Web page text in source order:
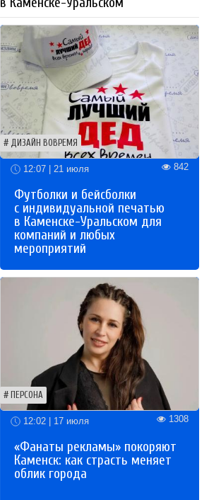
ДИЗАЙН ВОВРЕМЯ
12:07 | 21 июля 842
Футболки и бейсболки
с индивидуальной печатью
в Каменске-Уральском для
компаний и любых
мероприятий
ПЕРСОНА
12:02 | 17 июля 1308
«Фанаты рекламы» покоряют
Каменск: как страсть меняет
облик города